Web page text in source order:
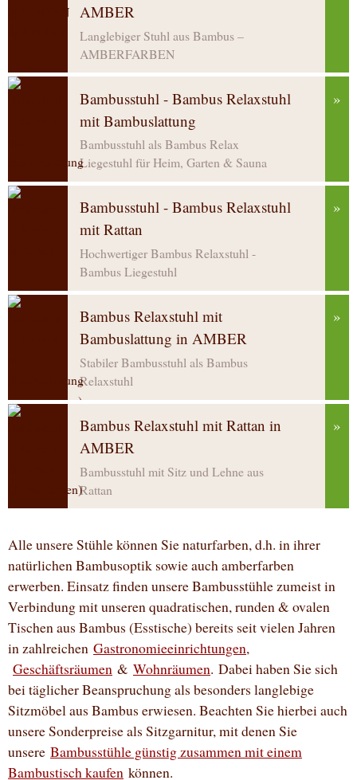
AMBER
Langlebiger Stuhl aus Bambus –
AMBERFARBEN
Bambusstuhl - Bambus Relaxstuhl
mit Bambuslattung
Bambusstuhl als Bambus Relax
Liegestuhl für Heim, Garten & Sauna
»
Bambusstuhl - Bambus Relaxstuhl
mit Rattan
Hochwertiger Bambus Relaxstuhl -
Bambus Liegestuhl
»
Bambus Relaxstuhl mit
Bambuslattung in AMBER
Stabiler Bambusstuhl als Bambus
Relaxstuhl
»
Bambus Relaxstuhl mit Rattan in
AMBER
Bambusstuhl mit Sitz und Lehne aus
Rattan
»
Alle unsere Stühle können Sie naturfarben, d.h. in ihrer
natürlichen Bambusoptik sowie auch amberfarben
erwerben. Einsatz finden unsere Bambusstühle zumeist in
Verbindung mit unseren quadratischen, runden & ovalen
Tischen aus Bambus (Esstische) bereits seit vielen Jahren
in zahlreichen Gastronomieeinrichtungen,
Geschäftsräumen & Wohnräumen. Dabei haben Sie sich
bei täglicher Beanspruchung als besonders langlebige
Sitzmöbel aus Bambus erwiesen. Beachten Sie hierbei auch
unsere Sonderpreise als Sitzgarnitur, mit denen Sie
unsere Bambusstühle günstig zusammen mit einem
Bambustisch kaufen können.